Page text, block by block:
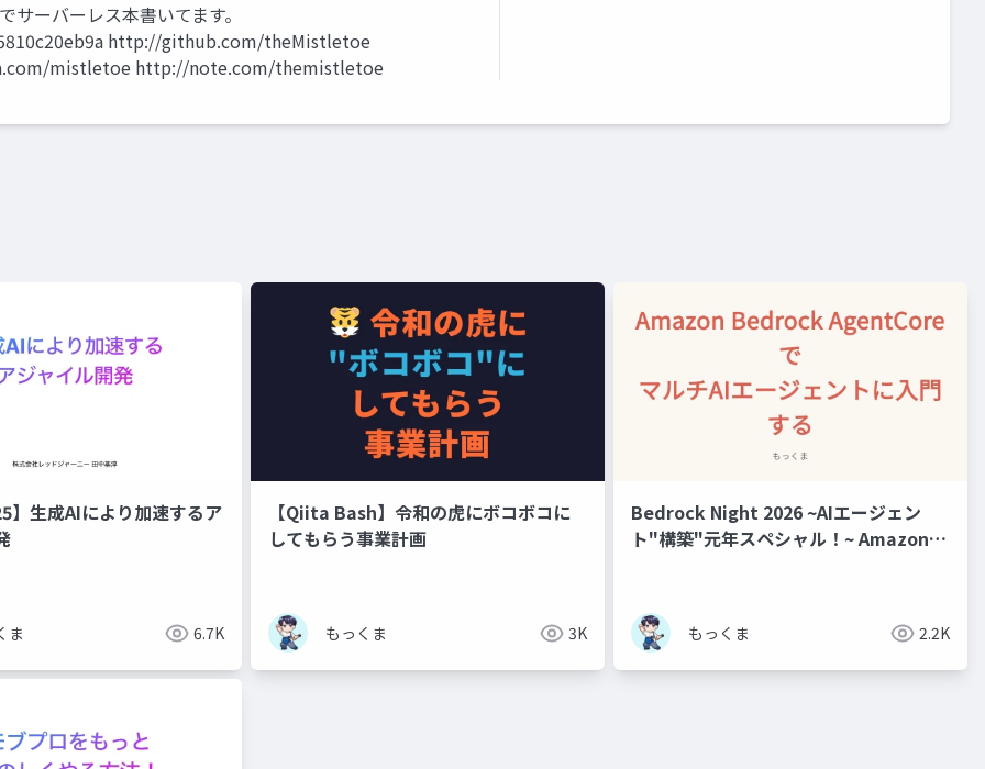
ーバーレス本書いてます。
http://github.com/theMistletoe
mistletoe http://note.com/themistletoe
】生成AIにより加速するア
ま 6.7K
【Qiita Bash】令和の虎にボコボコに
してもらう事業計画
もっくま 3K
Bedrock Night 2026 ~AIエージェン
ト"構築"元年スペシャル！~ Amazon
もっくま 2.2K